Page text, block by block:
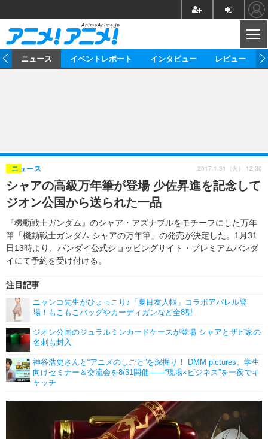
ゲーム グッズ
イベント
海外イベント ビジネス
俳優・タレント アーティスト
ビジネス
アニメ 実写
書評
ゲーム 座談会
動画
アニメ！アニメ！TV ABEMA Cafe
ニュース イベントレポート インタビュー レビュー
シャアの高級万年筆が登場 少佐昇進を記念して
ジオン公国から送られた一品
『機動戦士ガンダム』のシャア・アズナブルをモチーフにした万年
筆「機動戦士ガンダム シャアの万年筆」の発売が決定した。1月31
日13時より、バンダイ公式ショッピングサイト・プレミアムバンダ
イにて予約を受け付ける。
ニュース
注目記事
ニャンコ先生がひょっこり♪「夏目友人帳」コラボアパレル登
場！もこもこバッグやカーディガンなど全8型
ジオン公国のジュラルミンカードケースが登場 シャアとザビ家の
名刺も封入
神谷浩史さんと“アニメのしごと”を深掘り！ DMM pictures、学生
向けセミナー＆交流会を8/31開催――“現場×ビジネス”を一夜でキ
ャッチ
2017.1.31（火） 12:30